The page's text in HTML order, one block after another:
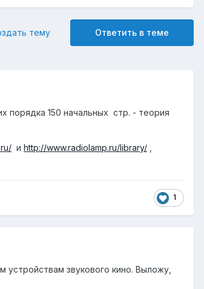
Ответить в теме
тему
порядка 150 начальных стр. - теория
и http://www.radiolamp.ru/library/
1
устройствам звукового кино. Выложу,